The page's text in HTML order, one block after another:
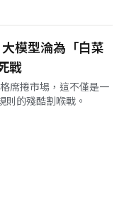
模型淪為「白菜
戰
席捲市場，這不僅是一
的殘酷割喉戰。